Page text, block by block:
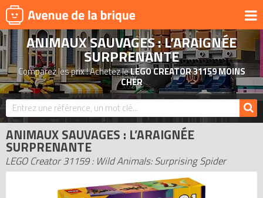
UNIVERS
PRODUITS DÉRIVÉS
NOUVEAUTÉS
LEGO 2026
BONS PLANS
ASSOCIATIONS DE FANS
EXPOSITIONS LEGO
ANIMAUX SAUVAGES : L’ARAIGNÉE
SURPRENANTE
Comparez les prix ! Achetez leLEGO CREATOR 31159 MOINS
CHER
ANIMAUX SAUVAGES : L’ARAIGNÉE
SURPRENANTE
LEGO Creator 31159 : Wild Animals: Surprising Spider